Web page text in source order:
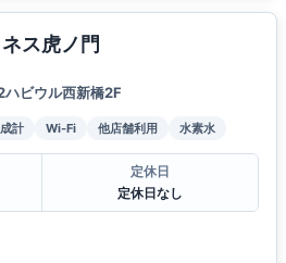
ス虎ノ門
ビウル西新橋2F
計 Wi-Fi 他店舗利用 水素水
定休日
定休日なし